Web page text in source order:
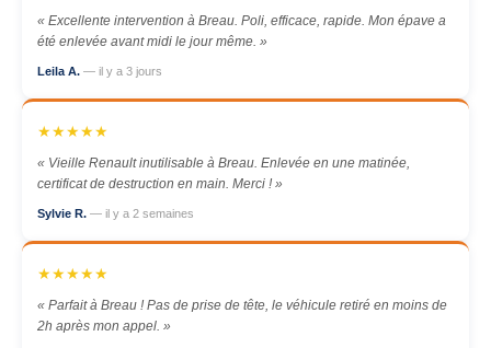
« Excellente intervention à Breau. Poli, efficace, rapide. Mon épave a
été enlevée avant midi le jour même. »
Leila A. — il y a 3 jours
★★★★★
« Vieille Renault inutilisable à Breau. Enlevée en une matinée,
certificat de destruction en main. Merci ! »
Sylvie R. — il y a 2 semaines
★★★★★
« Parfait à Breau ! Pas de prise de tête, le véhicule retiré en moins de
2h après mon appel. »